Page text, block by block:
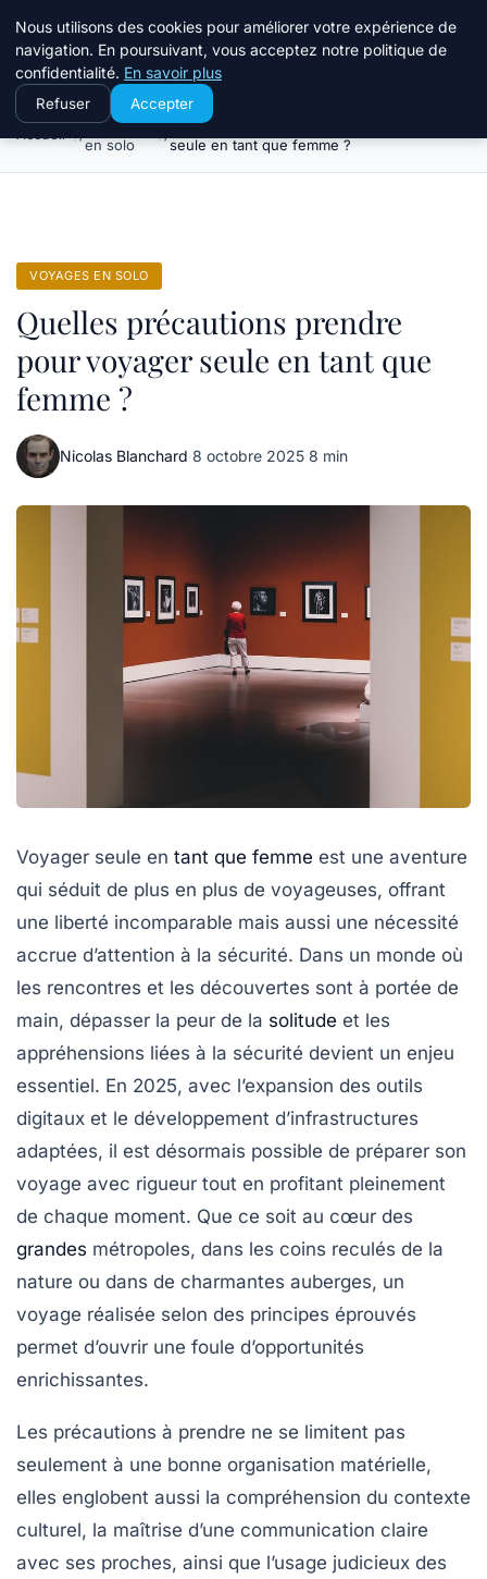
Terredeprovence
Voyages
en solo
Quelles précautions prendre pour voyager
seule en tant que femme ?
VOYAGES EN SOLO
Quelles précautions prendre
pour voyager seule en tant que
femme ?
Nicolas Blanchard·8 octobre 2025·8 min
Voyager seule en tant que femme est une aventure
qui séduit de plus en plus de voyageuses, offrant
une liberté incomparable mais aussi une nécessité
accrue d’attention à la sécurité. Dans un monde où
les rencontres et les découvertes sont à portée de
main, dépasser la peur de la solitude et les
appréhensions liées à la sécurité devient un enjeu
essentiel. En 2025, avec l’expansion des outils
digitaux et le développement d’infrastructures
adaptées, il est désormais possible de préparer son
voyage avec rigueur tout en profitant pleinement
de chaque moment. Que ce soit au cœur des
grandes métropoles, dans les coins reculés de la
nature ou dans de charmantes auberges, un
voyage réalisée selon des principes éprouvés
permet d’ouvrir une foule d’opportunités
enrichissantes.
Les précautions à prendre ne se limitent pas
seulement à une bonne organisation matérielle,
elles englobent aussi la compréhension du contexte
culturel, la maîtrise d’une communication claire
avec ses proches, ainsi que l’usage judicieux des
Nous utilisons des cookies pour améliorer votre expérience de
navigation. En poursuivant, vous acceptez notre politique de
confidentialité. En savoir plus
Refuser Accepter